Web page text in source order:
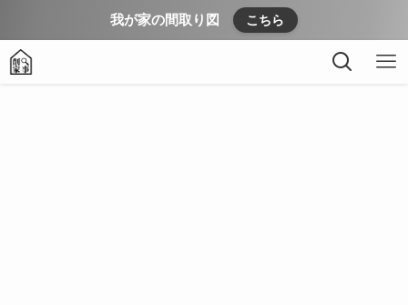
我が家の間取り図 こちら